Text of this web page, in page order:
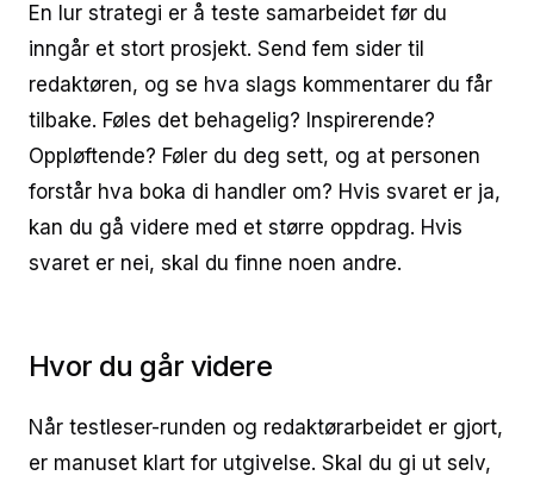
En lur strategi er å teste samarbeidet før du
inngår et stort prosjekt. Send fem sider til
redaktøren, og se hva slags kommentarer du får
tilbake. Føles det behagelig? Inspirerende?
Oppløftende? Føler du deg sett, og at personen
forstår hva boka di handler om? Hvis svaret er ja,
kan du gå videre med et større oppdrag. Hvis
svaret er nei, skal du finne noen andre.
Hvor du går videre
Når testleser-runden og redaktørarbeidet er gjort,
er manuset klart for utgivelse. Skal du gi ut selv,